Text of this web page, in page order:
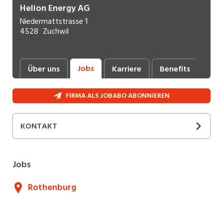
Helion Energy AG
Niedermattstrasse 1
4528 Zuchwil
Über uns Jobs Karriere Benefits
FIRMA ALS JOBABO ABONNIEREN
KONTAKT
Jobs
Rothenburg